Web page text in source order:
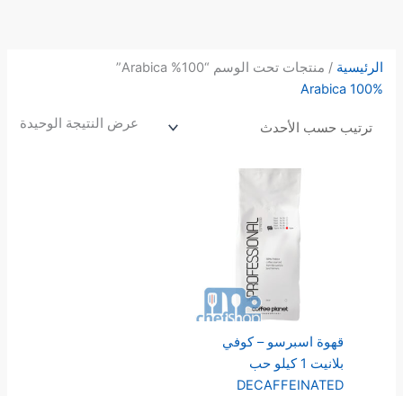
الرئيسية / منتجات تحت الوسم “100% Arabica”
100% Arabica
عرض النتيجة الوحيدة
قهوة اسبرسو – كوفي
بلانيت 1 كيلو حب
DECAFFEINATED